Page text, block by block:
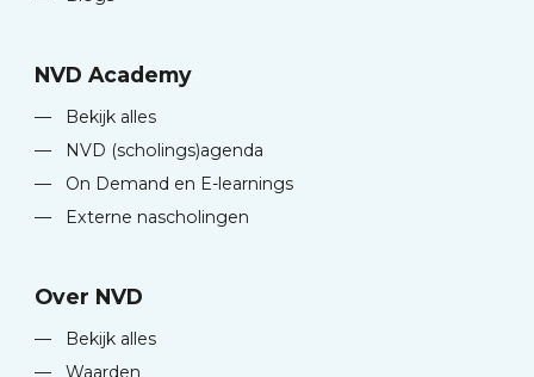
NVD Academy
—
Bekijk alles
—
NVD (scholings)agenda
—
On Demand en E-learnings
—
Externe nascholingen
Over NVD
—
Bekijk alles
—
Waarden